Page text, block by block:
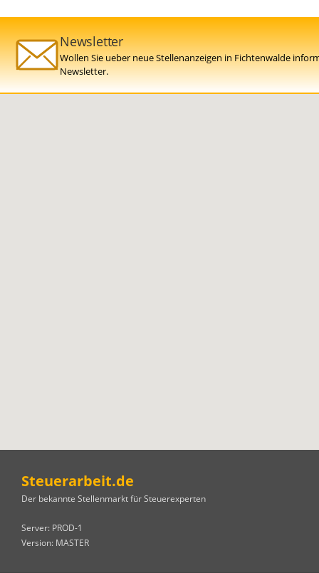
Newsletter
Wollen Sie ueber neue Stellenanzeigen in Fichtenwalde
Newsletter.
Steuerarbeit.de
Der bekannte Stellenmarkt für Steuerexperten
Server: PROD-1
Version: MASTER